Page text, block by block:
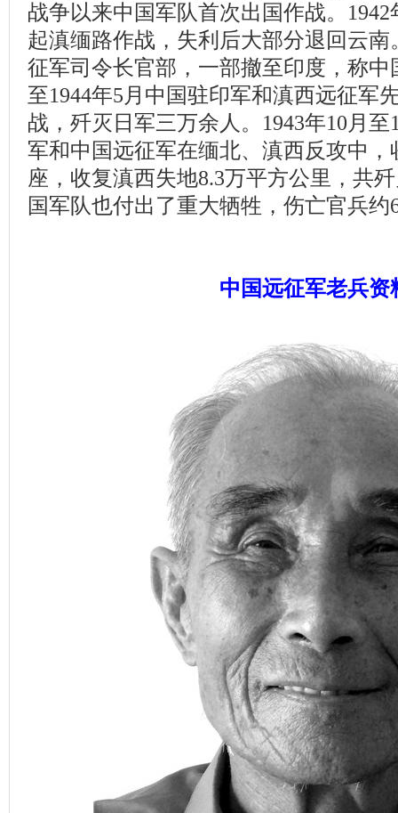
战争以来中国军队首次出国作战。
起滇缅路作战，失利后大部分退回云南
征军司令长官部，一部撤至印度，称中
至1944年5月中国驻印军和滇西远征军
战，歼灭日军三万余人。1943年10月至
军和中国远征军在缅北、滇西反攻中，
座，收复滇西失地8.3万平方公里，共
国军队也付出了重大牺牲，伤亡官兵约
中国远征军老兵资